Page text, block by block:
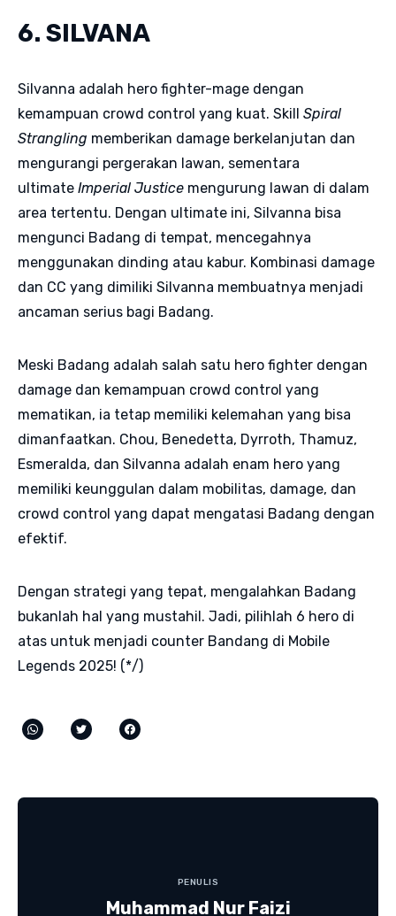
6. SILVANA
Silvanna adalah hero fighter-mage dengan
kemampuan crowd control yang kuat. Skill Spiral
Strangling memberikan damage berkelanjutan dan
mengurangi pergerakan lawan, sementara
ultimate Imperial Justice mengurung lawan di dalam
area tertentu. Dengan ultimate ini, Silvanna bisa
mengunci Badang di tempat, mencegahnya
menggunakan dinding atau kabur. Kombinasi damage
dan CC yang dimiliki Silvanna membuatnya menjadi
ancaman serius bagi Badang.
Meski Badang adalah salah satu hero fighter dengan
damage dan kemampuan crowd control yang
mematikan, ia tetap memiliki kelemahan yang bisa
dimanfaatkan. Chou, Benedetta, Dyrroth, Thamuz,
Esmeralda, dan Silvanna adalah enam hero yang
memiliki keunggulan dalam mobilitas, damage, dan
crowd control yang dapat mengatasi Badang dengan
efektif.
Dengan strategi yang tepat, mengalahkan Badang
bukanlah hal yang mustahil. Jadi, pilihlah 6 hero di
atas untuk menjadi counter Bandang di Mobile
Legends 2025! (*/)
PENULIS
Muhammad Nur Faizi